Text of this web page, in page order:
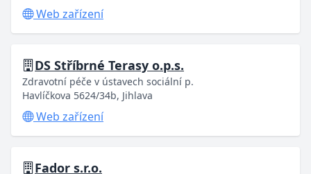
Web zařízení
DS Stříbrné Terasy o.p.s.
Zdravotní péče v ústavech sociální p.
Havlíčkova 5624/34b, Jihlava
Web zařízení
Fador s.r.o.